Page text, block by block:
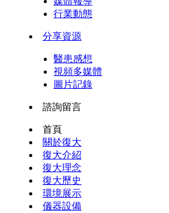
行業動態
分享資源
醫患感想
視頻多媒體
圖片記錄
諮詢留言
首頁
關於復大
復大介紹
復大理念
復大歷史
環境展示
儀器設備